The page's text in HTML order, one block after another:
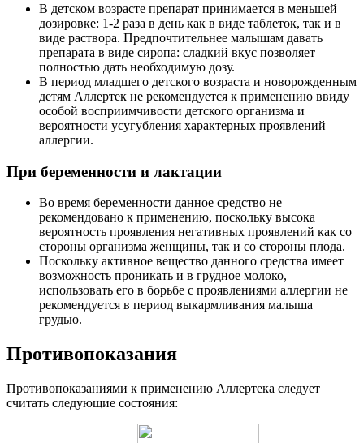
В детском возрасте препарат принимается в меньшей
дозировке: 1-2 раза в день как в виде таблеток, так и в
виде раствора. Предпочтительнее малышам давать
препарата в виде сиропа: сладкий вкус позволяет
полностью дать необходимую дозу.
В период младшего детского возраста и новорожденным
детям Аллертек не рекомендуется к применению ввиду
особой восприимчивости детского организма и
вероятности усугубления характерных проявлений
аллергии.
При беременности и лактации
Во время беременности данное средство не
рекомендовано к применению, поскольку высока
вероятность проявления негативных проявлений как со
стороны организма женщины, так и со стороны плода.
Поскольку активное вещество данного средства имеет
возможность проникать и в грудное молоко,
использовать его в борьбе с проявлениями аллергии не
рекомендуется в период выкармливания малыша
грудью.
Противопоказания
Противопоказаниями к применению Аллертека следует
считать следующие состояния: